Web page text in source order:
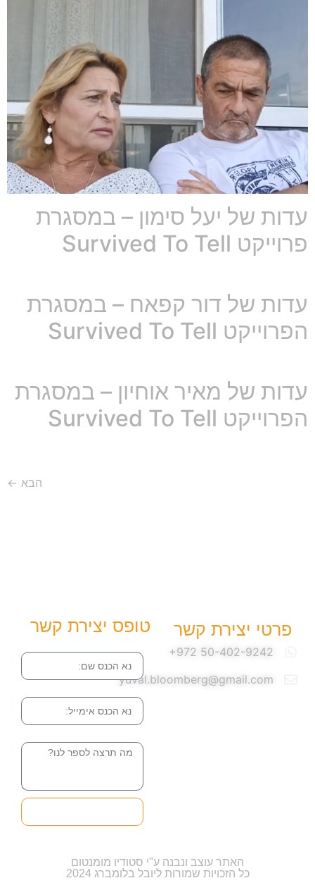
עדות של יעל סימון – במסגרת
פרוייקט Survived To Tell
עדות של דור קפאח – במסגרת
הפרוייקט Survived To Tell
עדות של מאיר אוחיון – במסגרת
הפרוייקט Survived To Tell
הבא ←
פרטי יצירת קשר
yuval.bloomberg@gmail.com
טופס יצירת קשר
האתר עוצב ונבנה ע"י סטודיו מומנטום
כל הזכויות שמורות ליובל בלומברג 2024